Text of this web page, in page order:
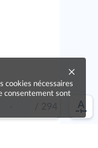
/ 294
cookies nécessaires
consentement sont